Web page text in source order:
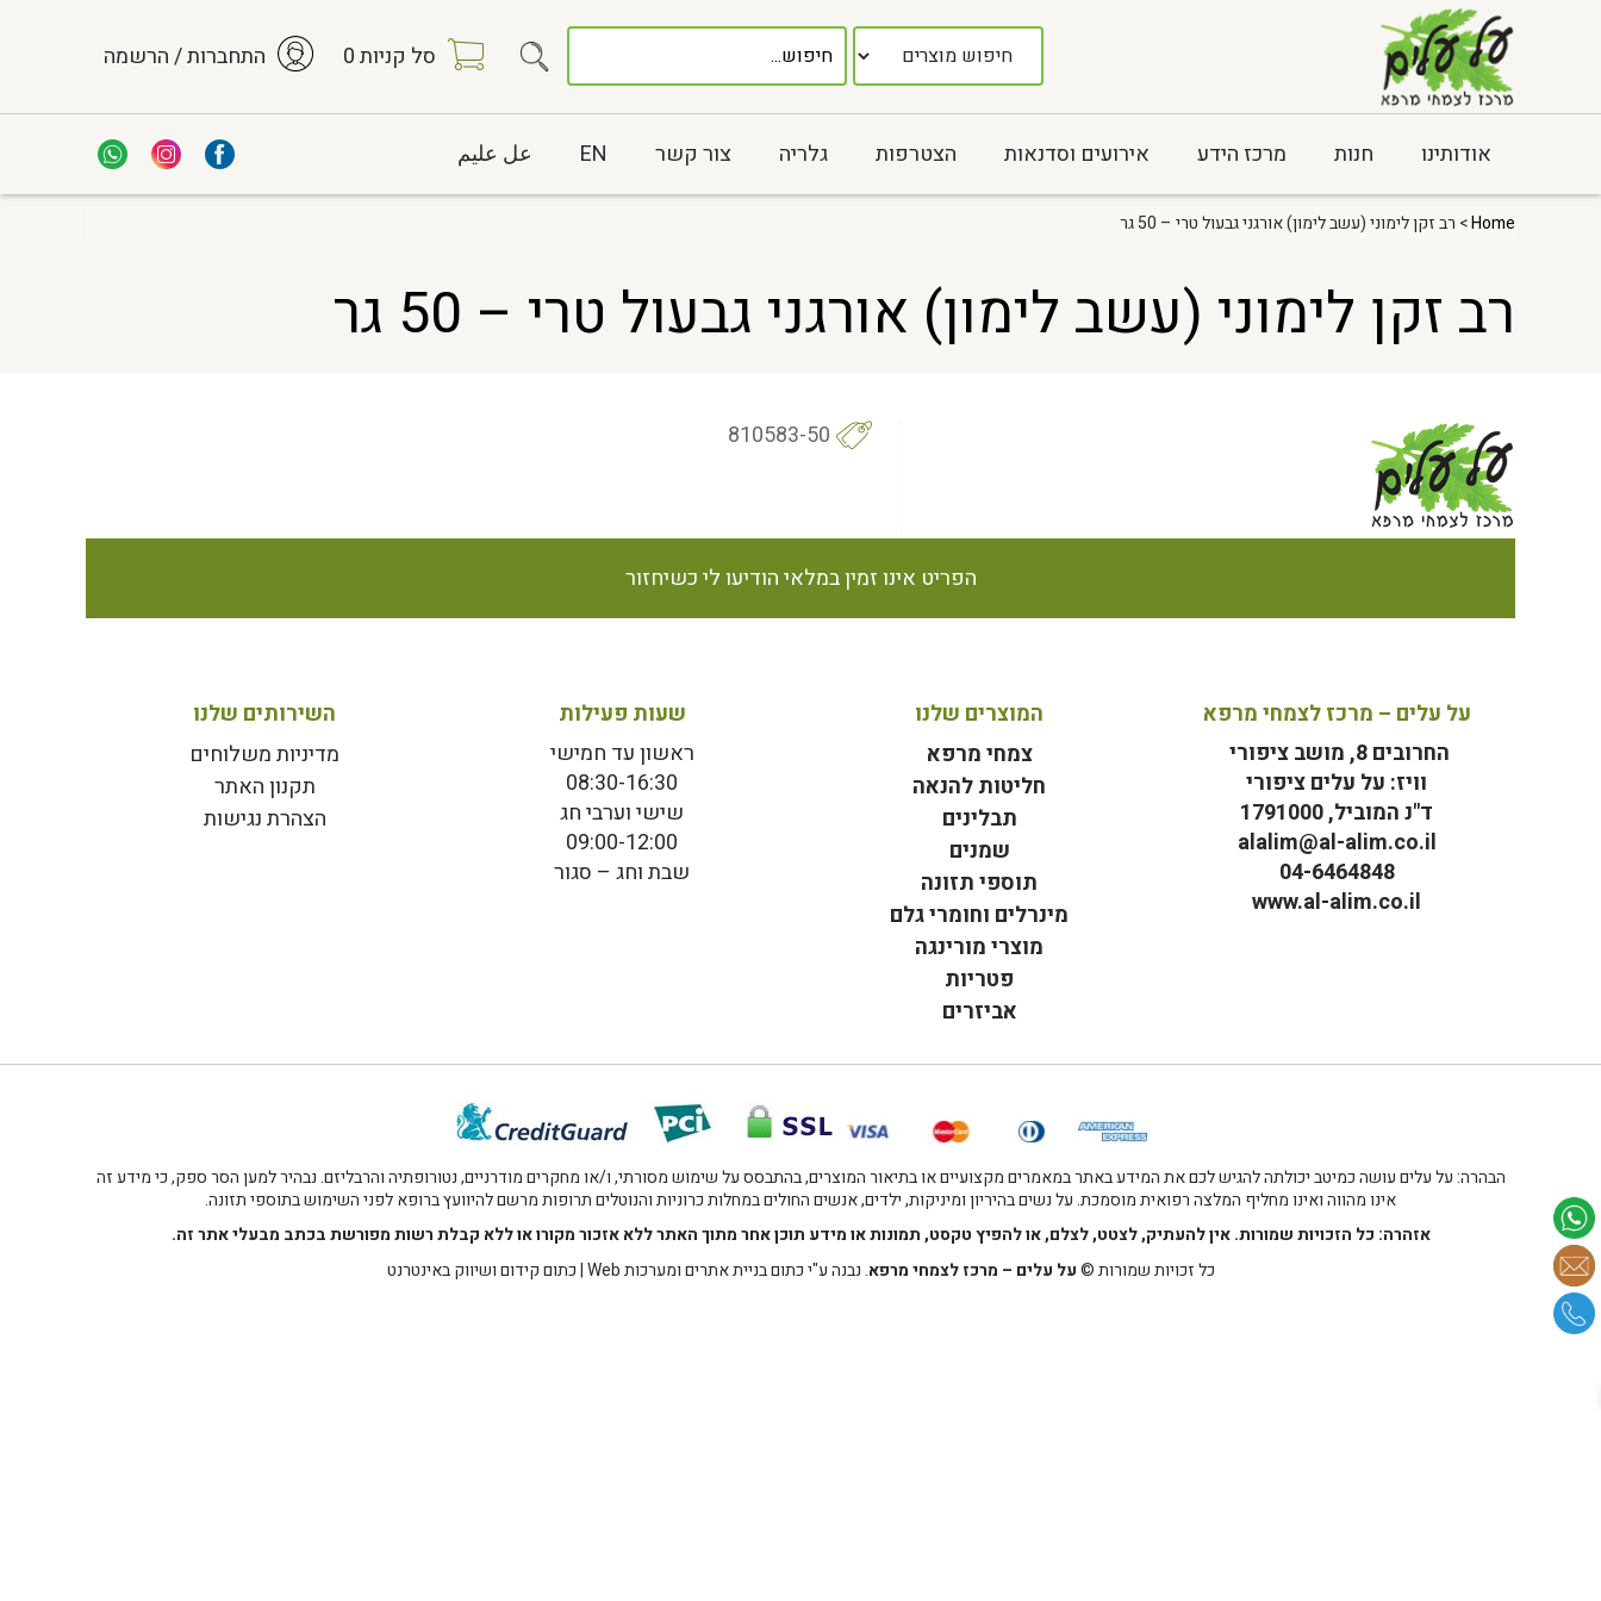
סל קניות0 התחברות / הרשמה
אודותינו חנות מרכז הידע אירועים וסדנאות הצטרפות גלריה צור קשר EN عل عليم
Home> רב זקן לימוני (עשב לימון) אורגני גבעול טרי – 50 גר
רב זקן לימוני (עשב לימון) אורגני גבעול טרי – 50 גר
810583-50
הפריט אינו זמין במלאי הודיעו לי כשיחזור
על עלים – מרכז לצמחי מרפא
החרובים 8, מושב ציפורי
וויז: על עלים ציפורי
ד"נ המוביל, 1791000
alalim@al-alim.co.il
04-6464848
www.al-alim.co.il
המוצרים שלנו
צמחי מרפא
חליטות להנאה
תבלינים
שמנים
תוספי תזונה
מינרלים וחומרי גלם
מוצרי מורינגה
פטריות
אביזרים
שעות פעילות
ראשון עד חמישי
08:30-16:30
שישי וערבי חג
09:00-12:00
שבת וחג – סגור
השירותים שלנו
מדיניות משלוחים
תקנון האתר
הצהרת נגישות
הבהרה: על עלים עושה כמיטב יכולתה להגיש לכם את המידע באתר במאמרים מקצועיים או בתיאור המוצרים, בהתבסס על שימוש מסורתי, ו/או מחקרים מודרניים, נטורופתיה והרבליזם. נבהיר למען הסר ספק, כי מידע זה
אינו מהווה ואינו מחליף המלצה רפואית מוסמכת. על נשים בהיריון ומיניקות, ילדים, אנשים החולים במחלות כרוניות והנוטלים תרופות מרשם להיוועץ ברופא לפני השימוש בתוספי תזונה.
אזהרה: כל הזכויות שמורות. אין להעתיק, לצטט, לצלם, או להפיץ טקסט, תמונות או מידע תוכן אחר מתוך האתר ללא אזכור מקורו או ללא קבלת רשות מפורשת בכתב מבעלי אתר זה.
כל זכויות שמורות ©על עלים – מרכז לצמחי מרפא. נבנה ע"יכתום בניית אתרים ומערכות Web |כתום קידום ושיווק באינטרנט